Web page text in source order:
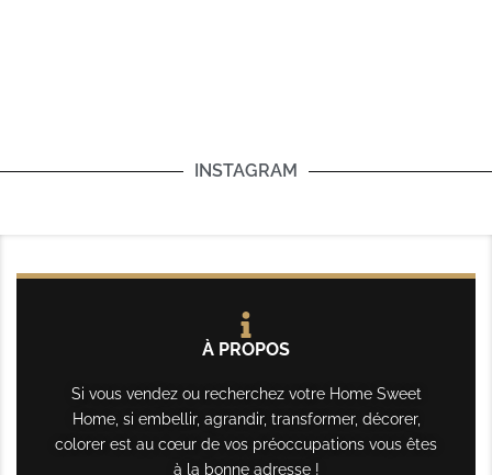
INSTAGRAM
À PROPOS
Si vous vendez ou recherchez votre Home Sweet
Home, si embellir, agrandir, transformer, décorer,
colorer est au cœur de vos préoccupations vous êtes
à la bonne adresse !